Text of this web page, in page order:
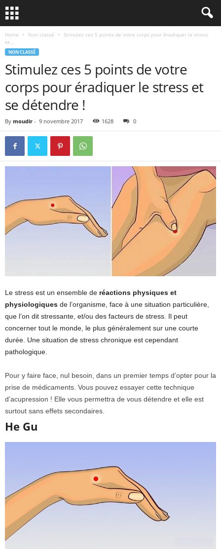
Home Non classé
Stimulez ces 5 points de votre corps pour éradiquer le stress
et...
NON CLASSÉ
Stimulez ces 5 points de votre
corps pour éradiquer le stress et
se détendre !
By moudir - 9 novembre 2017 1628 0
Le stress est un ensemble de réactions physiques et
physiologiques de l’organisme, face à une situation particulière,
que l’on dit stressante, et/ou des facteurs de stress. Il peut
concerner tout le monde, le plus généralement sur une courte
durée. Une situation de stress chronique est cependant
pathologique.
Pour y faire face, nul besoin, dans un premier temps d’opter pour la
prise de médicaments. Vous pouvez essayer cette technique
d’acupression ! Elle vous permettra de vous détendre et elle est
surtout sans effets secondaires.
He Gu